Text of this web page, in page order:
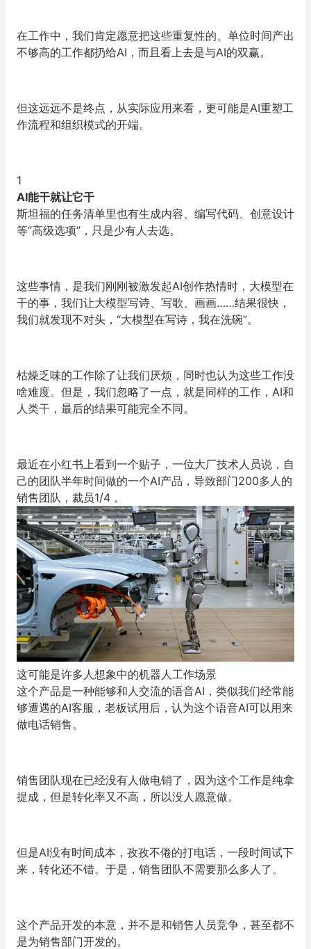
在工作中，我们肯定愿意把这些重复性的、单位时间产出
不够高的工作都扔给AI，而且看上去是与AI的双赢。
但这远远不是终点，从实际应用来看，更可能是AI重塑工
作流程和组织模式的开端。
1
AI能干就让它干
斯坦福的任务清单里也有生成内容、编写代码、创意设计
等“高级选项”，只是少有人去选。
这些事情，是我们刚刚被激发起AI创作热情时，大模型在
干的事，我们让大模型写诗、写歌、画画……结果很快，
我们就发现不对头，“大模型在写诗，我在洗碗”。
枯燥乏味的工作除了让我们厌烦，同时也认为这些工作没
啥难度。但是，我们忽略了一点，就是同样的工作，AI和
人类干，最后的结果可能完全不同。
最近在小红书上看到一个贴子，一位大厂技术人员说，自
己的团队半年时间做的一个AI产品，导致部门200多人的
销售团队，裁员1/4 。
这可能是许多人想象中的机器人工作场景
这个产品是一种能够和人交流的语音AI，类似我们经常能
够遭遇的AI客服，老板试用后，认为这个语音AI可以用来
做电话销售。
销售团队现在已经没有人做电销了，因为这个工作是纯拿
提成，但是转化率又不高，所以没人愿意做。
但是AI没有时间成本，孜孜不倦的打电话，一段时间试下
来，转化还不错。于是，销售团队不需要那么多人了。
这个产品开发的本意，并不是和销售人员竞争，甚至都不
是为销售部门开发的。